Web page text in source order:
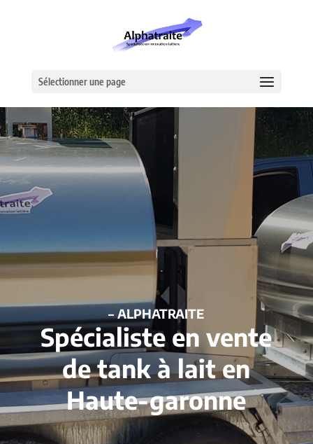
Sélectionner une page
– ALPHATRAITE
Spécialiste en vente
de tank à lait en
Haute-garonne